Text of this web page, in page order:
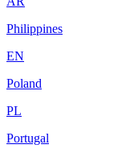
Philippines
EN
Poland
PL
Portugal